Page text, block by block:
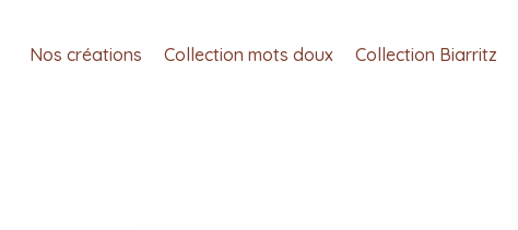
Nos créations Collection mots doux Collection Biarritz